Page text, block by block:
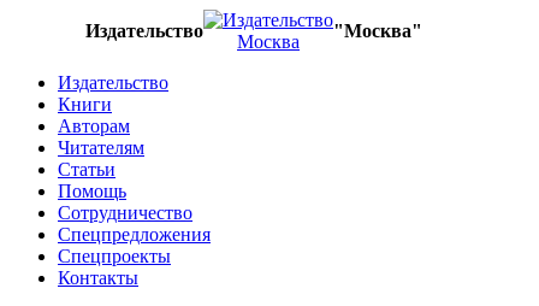
Издательство "Москва"
Издательство
Книги
Авторам
Читателям
Статьи
Помощь
Сотрудничество
Спецпредложения
Спецпроекты
Контакты